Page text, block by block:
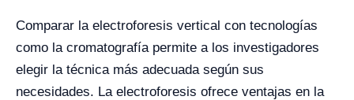
Comparar la electroforesis vertical con tecnologías
como la cromatografía permite a los investigadores
elegir la técnica más adecuada según sus
necesidades. La electroforesis ofrece ventajas en la